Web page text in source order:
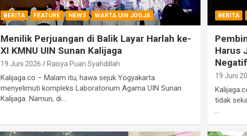
BERITA FEATURE NEWS WARTA UIN JOGJA
Menilik Perjuangan di Balik Layar Harlah ke-
XI KMNU UIN Sunan Kalijaga
19 Juni 2026 Raisya Puan Syahdillah
Kalijaga.co – Malam itu, hawa sejuk Yogyakarta
menyelimuti kompleks Laboratorium Agama UIN Sunan
Kalijaga. Namun, di…
BERITA
Harus
19 Juni
tidak
…